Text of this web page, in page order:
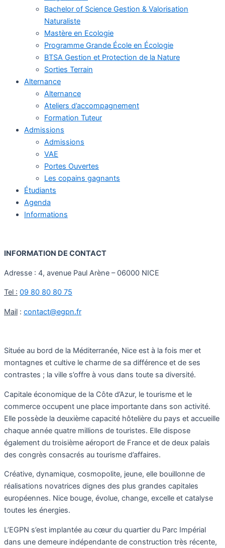
Bachelor of Science Gestion & Valorisation
Naturaliste
Mastère en Ecologie
Programme Grande École en Écologie
BTSA Gestion et Protection de la Nature
Sorties Terrain
Alternance
Alternance
Ateliers d’accompagnement
Formation Tuteur
Admissions
Admissions
VAE
Portes Ouvertes
Les copains gagnants
Étudiants
Agenda
Informations
INFORMATION DE CONTACT
Adresse : 4, avenue Paul Arène – 06000 NICE
Tel : 09 80 80 80 75
Mail : contact@egpn.fr
Située au bord de la Méditerranée, Nice est à la fois mer et
montagnes et cultive le charme de sa différence et de ses
contrastes ; la ville s’offre à vous dans toute sa diversité.
Capitale économique de la Côte d’Azur, le tourisme et le
commerce occupent une place importante dans son activité.
Elle possède la deuxième capacité hôtelière du pays et accueille
chaque année quatre millions de touristes. Elle dispose
également du troisième aéroport de France et de deux palais
des congrès consacrés au tourisme d’affaires.
Créative, dynamique, cosmopolite, jeune, elle bouillonne de
réalisations novatrices dignes des plus grandes capitales
européennes. Nice bouge, évolue, change, excelle et catalyse
toutes les énergies.
L’EGPN s’est implantée au cœur du quartier du Parc Impérial
dans une demeure indépendante de construction très récente,